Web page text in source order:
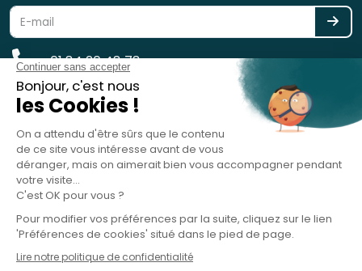
01 84 20 48 78
reservation@spotlag.com
Voyages et de Séjours - ATOUT France - sous le n° IM075220031 -